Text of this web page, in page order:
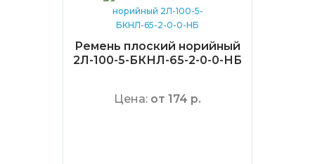
Ремень плоский норийный
2Л-100-5-БКНЛ-65-2-0-0-НБ
Цена: от 174 р.